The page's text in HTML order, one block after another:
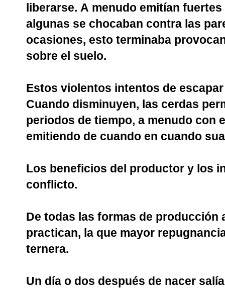
liberarse. A menudo emitían
algunas se chocaban contra las
ocasiones, esto terminaba
sobre el suelo.
Estos violentos intentos de
Cuando disminuyen, las cerdas
periodos de tiempo, a menudo con
emitiendo de cuando en cuando
Los beneficios del productor y los
conflicto.
De todas las formas de producción
practican, la que mayor
ternera.
Un día o dos después de nacer